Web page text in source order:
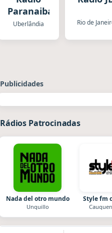
Paranaiba
Uberlândia Rio de
Publicidades
Rádios Patrocinadas
Nada del otro mundo
Unquillo
Style fm